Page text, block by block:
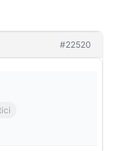
#22520